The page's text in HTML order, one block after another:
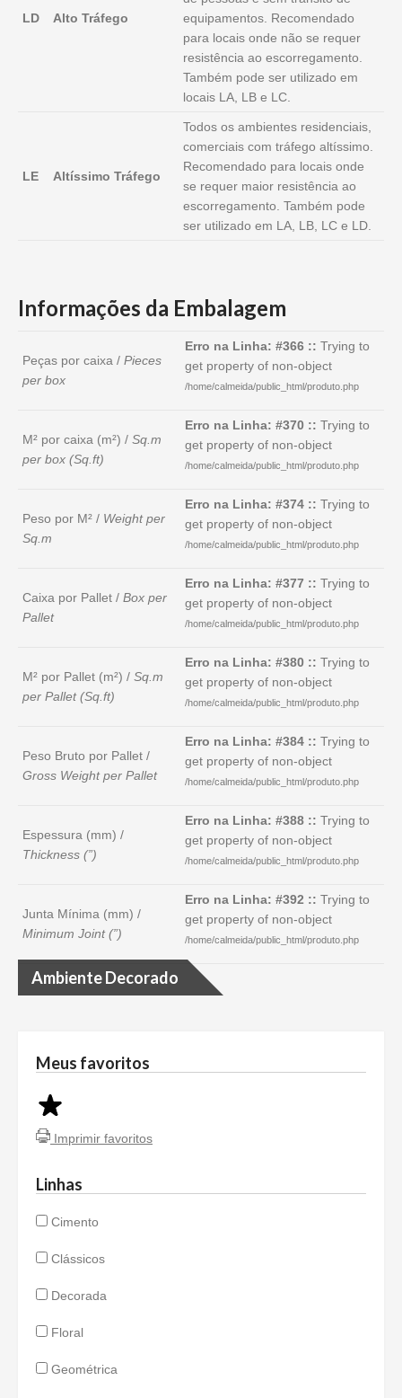
Ambiente Decorado
LD Alto Tráfego
equipamentos. Recomendado
para locais onde não se requer
resistência ao escorregamento.
Também pode ser utilizado em
locais LA, LB e LC.
LE Altíssimo Tráfego
Todos os ambientes residenciais,
comerciais com tráfego altíssimo.
Recomendado para locais onde
se requer maior resistência ao
escorregamento. Também pode
ser utilizado em LA, LB, LC e LD.
Informações da Embalagem
Peças por caixa / Pieces
per box
Erro na Linha: #366 :: Trying to
get property of non-object
/home/calmeida/public_html/produto.php
M² por caixa (m²) / Sq.m
per box (Sq.ft)
Erro na Linha: #370 :: Trying to
get property of non-object
/home/calmeida/public_html/produto.php
Peso por M² / Weight per
Sq.m
Erro na Linha: #374 :: Trying to
get property of non-object
/home/calmeida/public_html/produto.php
Caixa por Pallet / Box per
Pallet
Erro na Linha: #377 :: Trying to
get property of non-object
/home/calmeida/public_html/produto.php
M² por Pallet (m²) / Sq.m
per Pallet (Sq.ft)
Erro na Linha: #380 :: Trying to
get property of non-object
/home/calmeida/public_html/produto.php
Peso Bruto por Pallet /
Gross Weight per Pallet
Erro na Linha: #384 :: Trying to
get property of non-object
/home/calmeida/public_html/produto.php
Espessura (mm) /
Thickness (”)
Erro na Linha: #388 :: Trying to
get property of non-object
/home/calmeida/public_html/produto.php
Junta Mínima (mm) /
Minimum Joint (”)
Erro na Linha: #392 :: Trying to
get property of non-object
/home/calmeida/public_html/produto.php
Meus favoritos
Imprimir favoritos
Linhas
Cimento
Clássicos
Decorada
Floral
Geométrica